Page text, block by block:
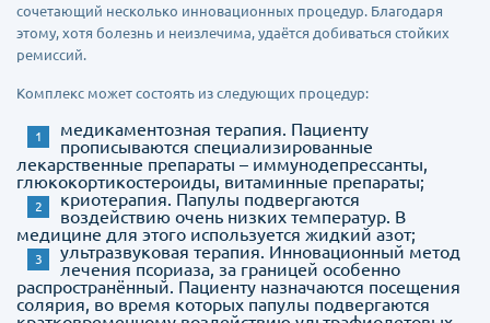
сочетающий несколько инновационных процедур. Благодаря
этому, хотя болезнь и неизлечима, удаётся добиваться стойких
ремиссий.
Комплекс может состоять из следующих процедур:
медикаментозная терапия. Пациенту
прописываются специализированные
лекарственные препараты – иммунодепрессанты,
глюкокортикостероиды, витаминные препараты;
криотерапия. Папулы подвергаются
воздействию очень низких температур. В
медицине для этого используется жидкий азот;
ультразвуковая терапия. Инновационный метод
лечения псориаза, за границей особенно
распространённый. Пациенту назначаются посещения
солярия, во время которых папулы подвергаются